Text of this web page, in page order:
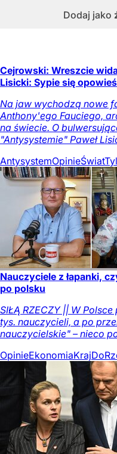
Dodaj jako
Cejrowski: Wreszcie
Lisicki: Sypie się
Na jaw wychodzą nowe
Anthony'ego Fauciego,
na świecie. O
"Antysystemie" Paweł
AntysystemOpinieŚwiat
Nauczyciele z łapanki,
po polsku
SIŁĄ RZECZY || W
tys. nauczycieli, a po
nauczycielskie" – nieco
OpinieEkonomiaKraj